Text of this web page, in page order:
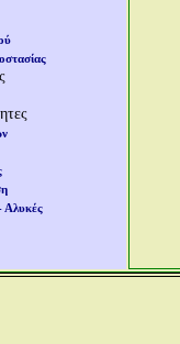
Αλυκές